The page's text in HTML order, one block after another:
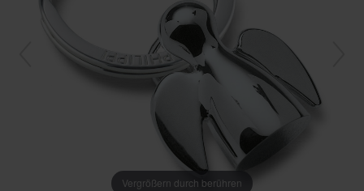
Vergrößern durch berühren